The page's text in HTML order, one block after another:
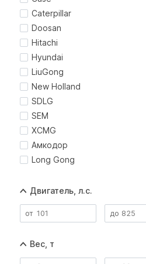
Caterpillar
Doosan
Hitachi
Hyundai
LiuGong
New Holland
SDLG
SEM
XCMG
Амкодор
Long Gong
Двигатель, л.с.
Вес, т